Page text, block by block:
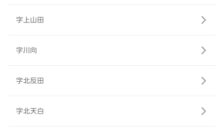
字上山田
字川向
字北反田
字北天白